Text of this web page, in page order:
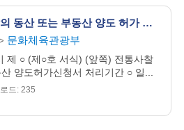
전통 사찰의 동산 또는 부동산 양도 허가 신청서
문화체육관광부
제 ○ (제○호 서식) (앞쪽) 전통사찰
양도허가신청서 처리기간 ○ 일...
드: 235